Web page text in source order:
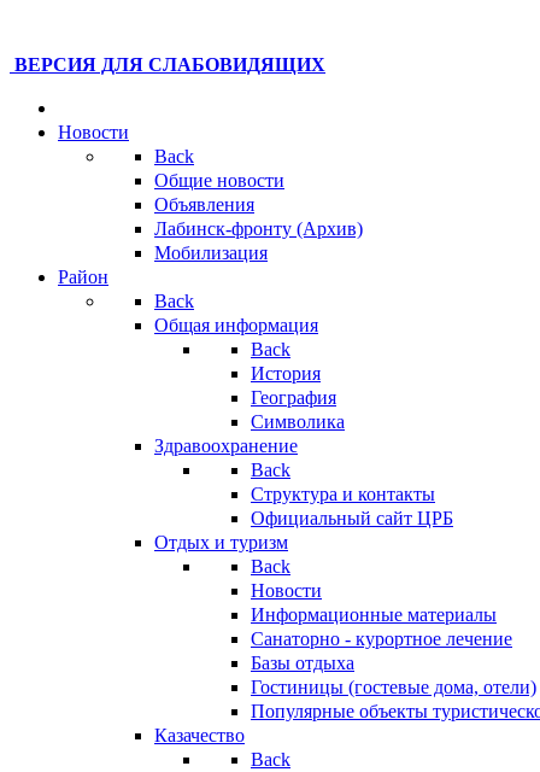
ВЕРСИЯ ДЛЯ СЛАБОВИДЯЩИХ
Новости
Back
Общие новости
Объявления
Лабинск-фронту (Архив)
Мобилизация
Район
Back
Общая информация
Back
История
География
Символика
Здравоохранение
Back
Структура и контакты
Официальный сайт ЦРБ
Отдых и туризм
Back
Новости
Информационные материалы
Санаторно - курортное лечение
Базы отдыха
Гостиницы (гостевые дома, отели)
Популярные объекты
Казачество
Back